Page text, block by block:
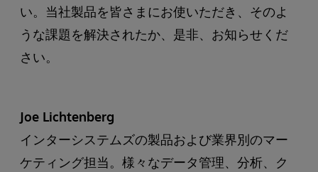
い。当社製品を皆さまにお使いただき、そのよ
うな課題を解決されたか、是非、お知らせくだ
さい。
Joe Lichtenberg
インターシステムズの製品および業界別のマー
ケティング担当。様々なデータ管理、分析、ク